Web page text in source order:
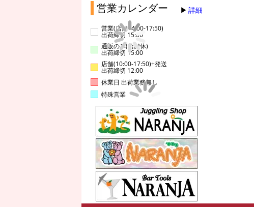
営業カレンダー 詳細
営業(店舗14:00-17:50)
出荷締切 15:00
通販のみ(店舗休)
出荷締切 15:00
店舗(10:00-17:50)+発送
出荷締切 12:00
休業日 出荷業務無し
特殊営業